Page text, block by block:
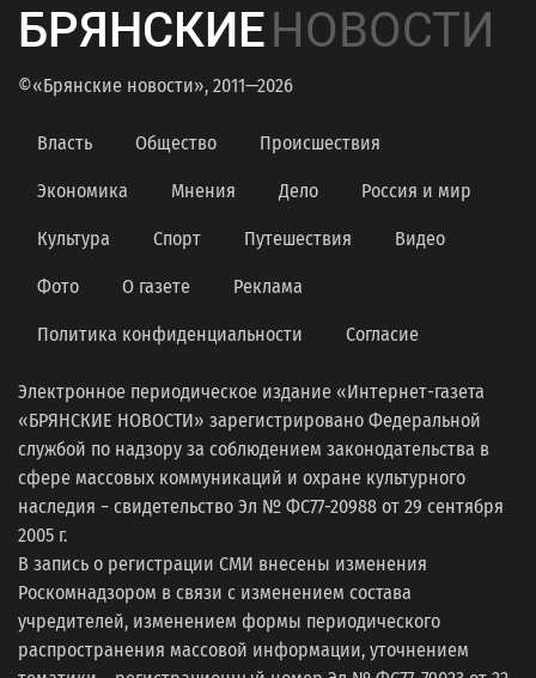
БРЯНСКИЕНОВОСТИ
©«Брянские новости», 2011—2026
Власть Общество Происшествия
Экономика Мнения Дело Россия и мир
Культура Спорт Путешествия Видео
Фото О газете Реклама
Политика конфиденциальности Согласие
Электронное периодическое издание «Интернет-газета
«БРЯНСКИЕ НОВОСТИ» зарегистрировано Федеральной
службой по надзору за соблюдением законодательства в
сфере массовых коммуникаций и охране культурного
наследия − свидетельство Эл № ФС77-20988 от 29 сентября
2005 г.
В запись о регистрации СМИ внесены изменения
Роскомнадзором в связи с изменением состава
учредителей, изменением формы периодического
распространения массовой информации, уточнением